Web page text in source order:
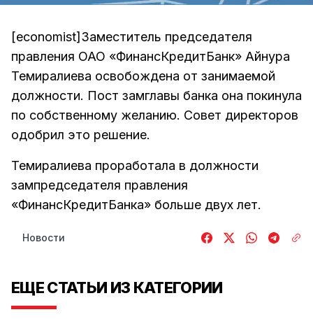
[economist]Заместитель председателя
правления ОАО «ФинансКредитБанк» Айнура
Темиралиева освобождена от занимаемой
должности. Пост замглавы банка она покинула
по собственному желанию. Совет директоров
одобрил это решение.
Темиралиева проработала в должности
зампредседателя правления
«ФинансКредитБанка» больше двух лет.
Новости
ЕЩЕ СТАТЬИ ИЗ КАТЕГОРИИ